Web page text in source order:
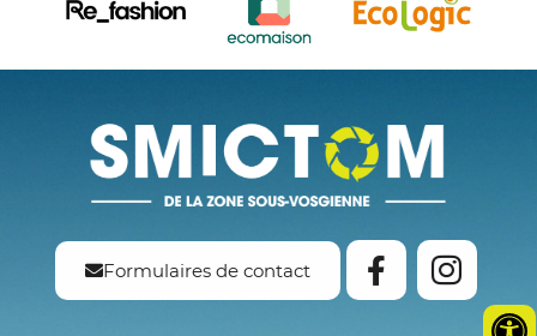
Formulaires de contact